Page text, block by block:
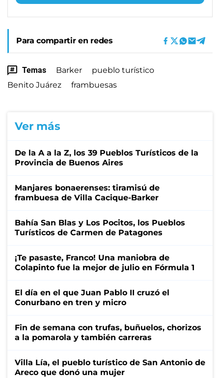
Para compartir en redes
Temas Barker
pueblo turístico
Benito Juárez
frambuesas
Ver más
De la A a la Z, los 39 Pueblos Turísticos de la
Provincia de Buenos Aires
Manjares bonaerenses: tiramisú de
frambuesa de Villa Cacique-Barker
Bahía San Blas y Los Pocitos, los Pueblos
Turísticos de Carmen de Patagones
¡Te pasaste, Franco! Una maniobra de
Colapinto fue la mejor de julio en Fórmula 1
El día en el que Juan Pablo II cruzó el
Conurbano en tren y micro
Fin de semana con trufas, buñuelos, chorizos
a la pomarola y también carreras
Villa Lía, el pueblo turístico de San Antonio de
Areco que donó una mujer